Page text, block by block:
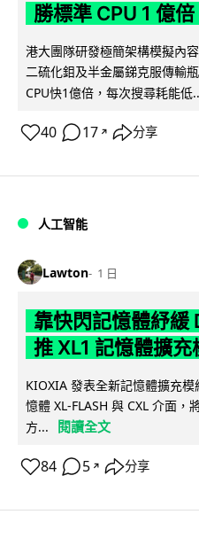
勝標準 CPU 1 億倍
港大團隊研發極簡架構模擬內
二硫化鉬及半金屬銻克服傳輸
CPU快1億倍，每次搜尋耗能低
40 17 ↗ 分享
人工智能
Lawton 1 日
靠快閃記憶體紓緩
推 XL1 記憶體擴充
KIOXIA 發表全新記憶體擴充
憶體 XL-FLASH 與 CXL 介面
方...
閱讀全文
84 5 ↗ 分享